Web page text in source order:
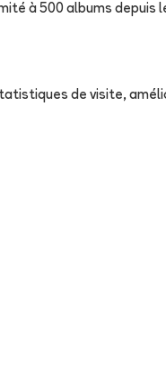
à 500 albums
de visite,